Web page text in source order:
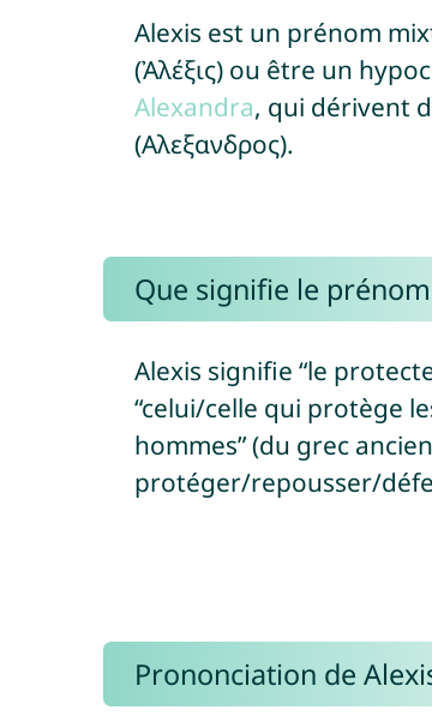
Alexis est un prénom
(Ἀλέξις) ou être un
Alexandra, qui dérivent
(Αλεξανδρος).
Que signifie le prénom
Alexis signifie “le
“celui/celle qui protège
hommes” (du grec ancien
protéger/repousser/
Prononciation de